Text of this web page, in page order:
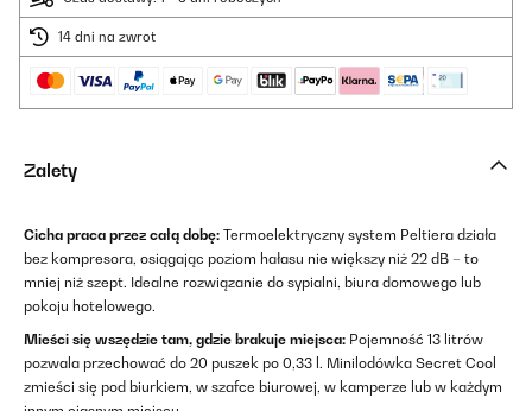
14 dni na zwrot
Zalety
Cicha praca przez całą dobę: Termoelektryczny system Peltiera działa
bez kompresora, osiągając poziom hałasu nie większy niż 22 dB – to
mniej niż szept. Idealne rozwiązanie do sypialni, biura domowego lub
pokoju hotelowego.
Mieści się wszędzie tam, gdzie brakuje miejsca: Pojemność 13 litrów
pozwala przechować do 20 puszek po 0,33 l. Minilodówka Secret Cool
zmieści się pod biurkiem, w szafce biurowej, w kamperze lub w każdym